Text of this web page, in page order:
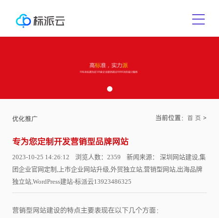
优化推广 当前位置： 首 页 >
专为您定制开发营销型品牌网站
2023-10-25 14:26:12 浏览人数：2359 新闻来源： 深圳网站建设,集
团企业官网定制,上市企业网站升级,外贸独立站,营销型网站,出海品牌
独立站,WordPress建站-标派云13923486325
营销型网站建设的特点主要表现在以下几个方面：